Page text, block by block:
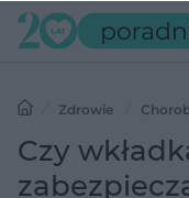
Zdrowie
zabezpiecza przed
Czy